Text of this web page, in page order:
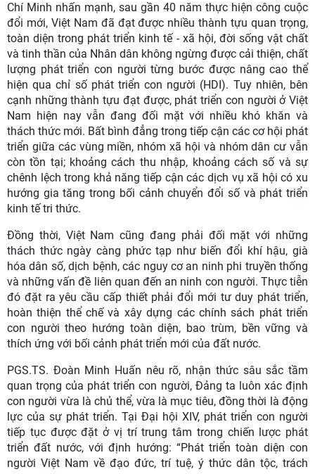
Chí Minh nhấn mạnh, sau gần 40 năm thực hiện công cuộc
đổi mới, Việt Nam đã đạt được nhiều thành tựu quan trọng,
toàn diện trong phát triển kinh tế - xã hội, đời sống vật chất
và tinh thần của Nhân dân không ngừng được cải thiện, chất
lượng phát triển con người từng bước được nâng cao thể
hiện qua chỉ số phát triển con người (HDI). Tuy nhiên, bên
cạnh những thành tựu đạt được, phát triển con người ở Việt
Nam hiện nay vẫn đang đối mặt với nhiều khó khăn và
thách thức mới. Bất bình đẳng trong tiếp cận các cơ hội phát
triển giữa các vùng miền, nhóm xã hội và nhóm dân cư vẫn
còn tồn tại; khoảng cách thu nhập, khoảng cách số và sự
chênh lệch trong khả năng tiếp cận các dịch vụ xã hội có xu
hướng gia tăng trong bối cảnh chuyển đổi số và phát triển
kinh tế tri thức.
Đồng thời, Việt Nam cũng đang phải đối mặt với những
thách thức ngày càng phức tạp như biến đổi khí hậu, già
hóa dân số, dịch bệnh, các nguy cơ an ninh phi truyền thống
và những vấn đề liên quan đến an ninh con người. Thực tiễn
đó đặt ra yêu cầu cấp thiết phải đổi mới tư duy phát triển,
hoàn thiện thể chế và xây dựng các chính sách phát triển
con người theo hướng toàn diện, bao trùm, bền vững và
thích ứng với bối cảnh phát triển mới của đất nước.
PGS.TS. Đoàn Minh Huấn nêu rõ, nhận thức sâu sắc tầm
quan trọng của phát triển con người, Đảng ta luôn xác định
con người vừa là chủ thể, vừa là mục tiêu, đồng thời là động
lực của sự phát triển. Tại Đại hội XIV, phát triển con người
tiếp tục được đặt ở vị trí trung tâm trong chiến lược phát
triển đất nước, với định hướng: “Phát triển toàn diện con
người Việt Nam về đạo đức, trí tuệ, ý thức dân tộc, trách